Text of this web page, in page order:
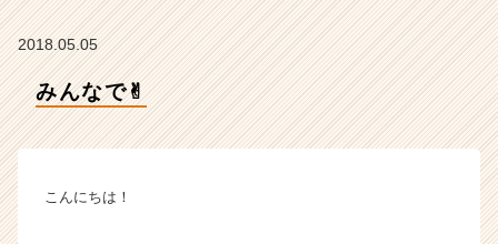
ウ
2018.05.05
みんなで✌︎
こんにちは！